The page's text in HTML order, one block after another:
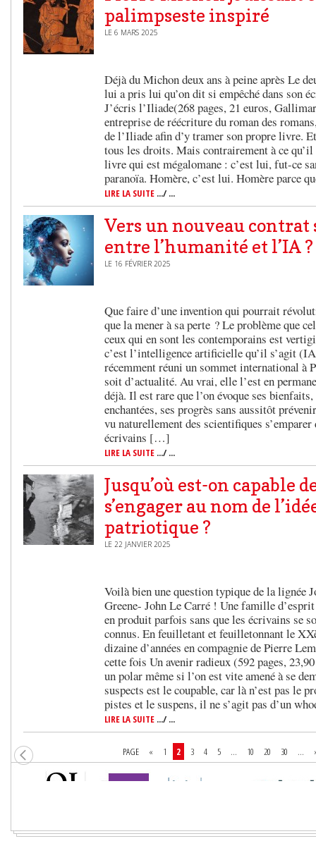
palimpseste inspiré
LE 6 MARS 2025
Déjà du Michon deux ans à peine après Le
lui a pris lui qu’on dit si empêché dans son
J’écris l’Iliade(268 pages, 21 euros,
entreprise de réécriture du roman des
de l’Iliade afin d’y tramer son propre livre.
tous les droits. Mais contrairement à ce qu’il
livre qui est mégalomane : c’est lui, fut-ce
paranoïa. Homère, c’est lui. Homère parce
LIRE LA SUITE .../ ...
Vers un nouveau contrat
entre l’humanité et l’IA ?
LE 16 FÉVRIER 2025
Que faire d’une invention qui pourrait
que la mener à sa perte ? Le problème que
ceux qui en sont les contemporains est
c’est l’intelligence artificielle qu’il s’agit
récemment réuni un sommet international à
soit d’actualité. Au vrai, elle l’est en
déjà. Il est rare que l’on évoque ses
enchantées, ses progrès sans aussitôt
vu naturellement des scientifiques
écrivains […]
LIRE LA SUITE .../ ...
Jusqu’où est-on capable
s’engager au nom de
patriotique ?
LE 22 JANVIER 2025
Voilà bien une question typique de la lignée
Greene- John Le Carré ! Une famille
en produit parfois sans que les écrivains se
connus. En feuilletant et feuilletonnant le
dizaine d’années en compagnie de Pierre
cette fois Un avenir radieux (592 pages,
un polar même si l’on est vite amené à se
suspects est le coupable, car là n’est pas le
pistes et le suspens, il ne s’agit pas d’un
LIRE LA SUITE .../ ...
PAGE « 1 2 3 4 5 ... 10 20 30 ...